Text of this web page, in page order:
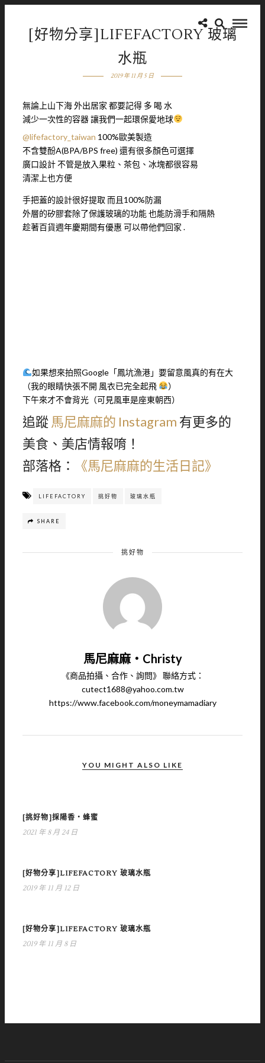
[好物分享]LIFEFACTORY 玻璃
水瓶
2019 年 11 月 5 日
無論上山下海 外出居家 都要記得 多 喝 水
減少一次性的容器 讓我們一起環保愛地球
@lifefactory_taiwan 100%歐美製造
不含雙酚A(BPA/BPS free) 還有很多顏色可選擇
廣口設計 不管是放入果粒、茶包、冰塊都很容易
清潔上也方便
手把蓋的設計很好提取 而且100%防漏
外層的矽膠套除了保護玻璃的功能 也能防滑手和隔熱
趁著百貨週年慶期間有優惠 可以帶他們回家 .
如果想來拍照Google「鳳坑漁港」要留意風真的有在大
（我的眼睛快張不開 風衣已完全起飛
）
下午來才不會背光（可見風車是座東朝西）
追蹤 馬尼麻麻的 Instagram 有更多的
美食、美店情報唷！
部落格：
《馬尼麻麻的生活日記》
LIFEFACTORY 挑好物 玻璃水瓶
SHARE
挑好物
馬尼麻麻‧Christy
《商品拍攝、合作、詢問》 聯絡方式：
cutect1688@yahoo.com.tw
https://www.facebook.com/moneymamadiary
YOU MIGHT ALSO LIKE
[挑好物]採陽香‧蜂蜜
2021 年 8 月 24 日
[好物分享]LIFEFACTORY 玻璃水瓶
2019 年 11 月 12 日
[好物分享]LIFEFACTORY 玻璃水瓶
2019 年 11 月 8 日